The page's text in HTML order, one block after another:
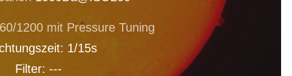
1200 mit Pressure Tuning
1/15s
Filter: ---